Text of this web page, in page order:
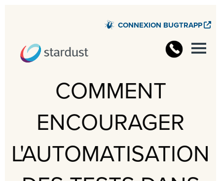
CONNEXION BUGTRAPP
COMMENT
ENCOURAGER
L'AUTOMATISATION